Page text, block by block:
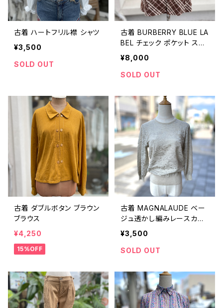
古着 ハートフリル襟 シャツ
¥3,500
SOLD OUT
古着 BURBERRY BLUE LA
BEL チェック ポケット スカ
ート
¥8,000
SOLD OUT
古着 ダブルボタン ブラウン
ブラウス
¥4,250
15%OFF
古着 MAGNALAUDE ベー
ジュ透かし編みレースカッ
トソー
¥3,500
SOLD OUT